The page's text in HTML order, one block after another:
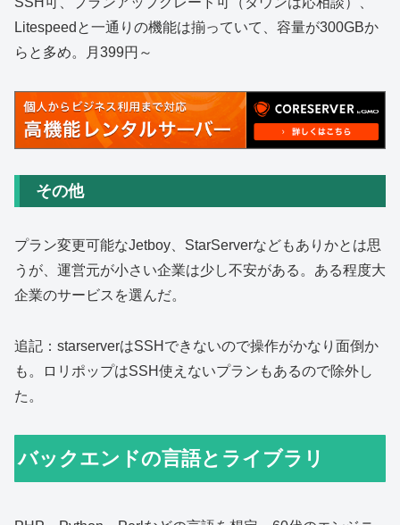
Litespeedと一通りの機能は揃っていて、容量が300GBか
らと多め。月399円～
その他
プラン変更可能なJetboy、StarServerなどもありかとは思
うが、運営元が小さい企業は少し不安がある。ある程度大
企業のサービスを選んだ。
追記：starserverはSSHできないので操作がかなり面倒か
も。ロリポップはSSH使えないプランもあるので除外し
た。
バックエンドの言語とライブラリ